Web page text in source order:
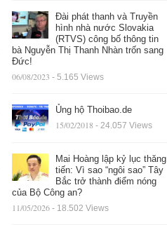
Đài phát thanh và Truyền
hình nhà nước Slovakia
(RTVS) công bố thông tin
bà Nguyễn Thị Thanh Nhàn trốn sang
Đức!
06/08/2023 - 5.165 Views
Ủng hộ Thoibao.de
15/02/2018 - 24.057 Views
Mai Hoàng lập kỷ lục thăng
tiến: Vì sao “ngôi sao” Tây
Bắc trở thành điểm nóng
của Bộ Công an?
11/05/2026 - 18.502 Views